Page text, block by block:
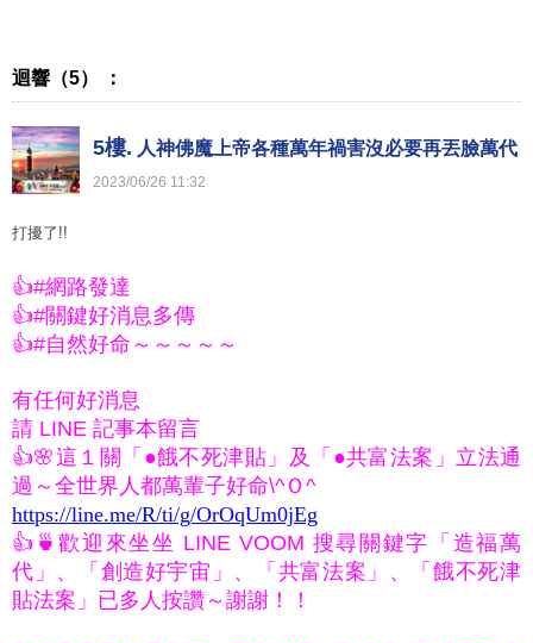
迴響（5） ：
5樓. 人神佛魔上帝各種萬年禍害沒必要再丟臉萬代
2023/06/26 11:32
打擾了!!
👍#網路發達
👍#關鍵好消息多傳
👍#自然好命～～～～～
有任何好消息
請 LINE 記事本留言
👍🌸這１關「●餓不死津貼」及「●共富法案」立法通
過～全世界人都萬輩子好命\^Ｏ^
https://line.me/R/ti/g/OrOqUm0jEg
👍🍵歡迎來坐坐 LINE VOOM 搜尋關鍵字「造福萬
代」、「創造好宇宙」、「共富法案」、「餓不死津
貼法案」已多人按讚～謝謝！！